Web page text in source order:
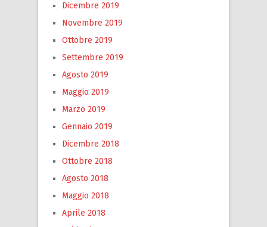
Dicembre 2019
Novembre 2019
Ottobre 2019
Settembre 2019
Agosto 2019
Maggio 2019
Marzo 2019
Gennaio 2019
Dicembre 2018
Ottobre 2018
Agosto 2018
Maggio 2018
Aprile 2018